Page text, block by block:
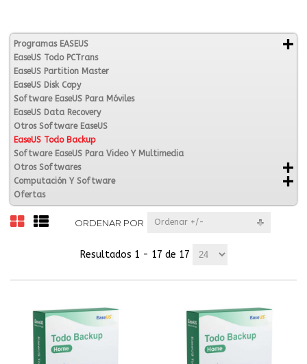
Programas EASEUS
EaseUS Todo PCTrans
EaseUS Partition Master
EaseUS Disk Copy
Software EaseUS Para Móviles
EaseUS Data Recovery
Otros Software EaseUS
EaseUS Todo Backup
Software EaseUS Para Video Y Multimedia
Otros Softwares
Computación Y Software
Ofertas
ORDENAR POR Ordenar +/-
Resultados 1 - 17 de 17